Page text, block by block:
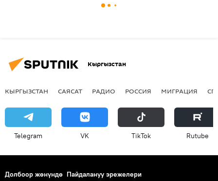
Кыргызстан
КЫРГЫЗСТАН САЯСАТ РАДИО РОССИЯ МИГРАЦИЯ
Telegram VK ТikТоk Rutube
Долбоор жөнүндө Пайдалануу эрежелери